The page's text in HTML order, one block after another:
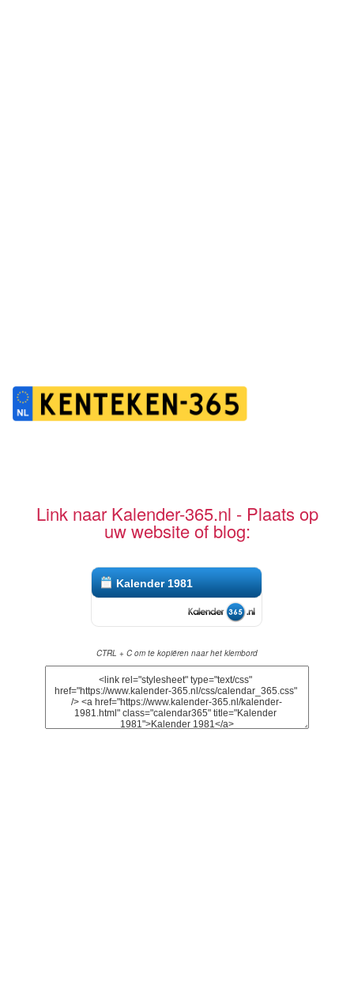
Link naar Kalender-365.nl - Plaats op
uw website of blog:
Kalender 1981
CTRL + C om te kopiëren naar het klembord